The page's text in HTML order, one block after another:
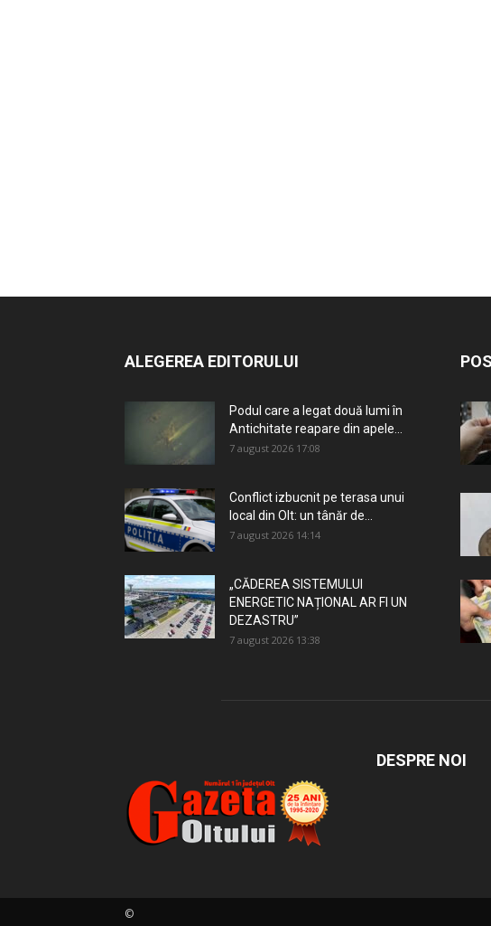
ALEGEREA EDITORULUI
Podul care a legat două lumi în
Antichitate reapare din apele...
7 august 2026 17:08
Conflict izbucnit pe terasa unui
local din Olt: un tânăr de...
7 august 2026 14:14
„CĂDEREA SISTEMULUI
ENERGETIC NAȚIONAL AR FI UN
DEZASTRU”
7 august 2026 13:38
DESPRE NOI
©